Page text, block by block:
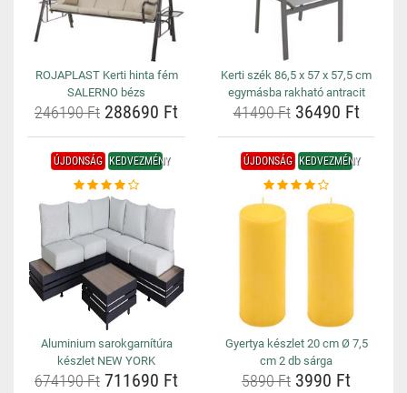
ROJAPLAST Kerti hinta fém
SALERNO bézs
246190 Ft 288690 Ft
Kerti szék 86,5 x 57 x 57,5 cm
egymásba rakható antracit
41490 Ft36490 Ft
ÚJDONSÁG KEDVEZMÉNY
Aluminium sarokgarnítúra
készlet NEW YORK
674190 Ft 711690 Ft
ÚJDONSÁG KEDVEZMÉNY
Gyertya készlet 20 cm Ø 7,5
cm 2 db sárga
5890 Ft 3990 Ft